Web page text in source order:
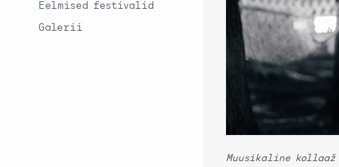
Eelmised festivalid
Galerii
Muusikaline